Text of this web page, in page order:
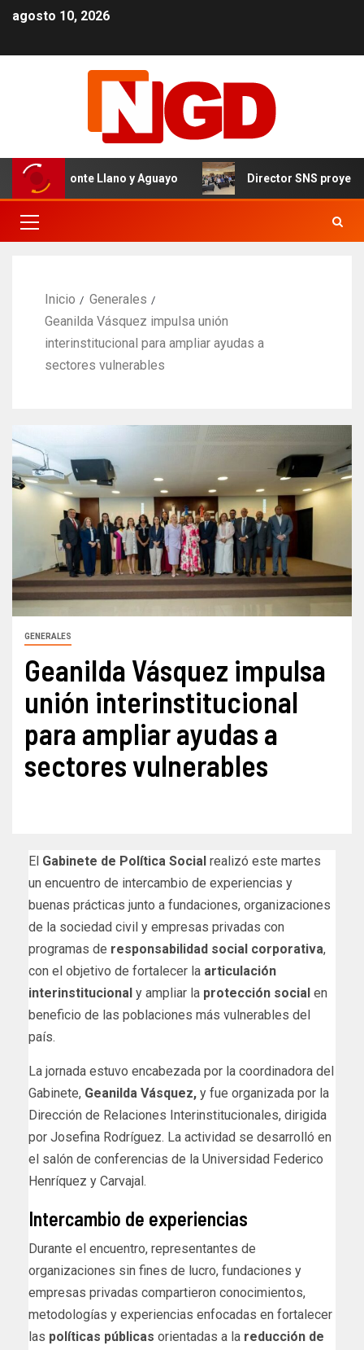
agosto 10, 2026
Monte Llano y Aguayo Director SNS proyecta 150
Inicio
Generales
Geanilda Vásquez impulsa unión
interinstitucional para ampliar ayudas a
sectores vulnerables
GENERALES
Geanilda Vásquez impulsa
unión interinstitucional
para ampliar ayudas a
sectores vulnerables
El Gabinete de Política Social realizó este martes
un encuentro de intercambio de experiencias y
buenas prácticas junto a fundaciones, organizaciones
de la sociedad civil y empresas privadas con
programas de responsabilidad social corporativa,
con el objetivo de fortalecer la articulación
interinstitucional y ampliar la protección social en
beneficio de las poblaciones más vulnerables del
país.
La jornada estuvo encabezada por la coordinadora del
Gabinete, Geanilda Vásquez, y fue organizada por la
Dirección de Relaciones Interinstitucionales, dirigida
por Josefina Rodríguez. La actividad se desarrolló en
el salón de conferencias de la Universidad Federico
Henríquez y Carvajal.
Intercambio de experiencias
Durante el encuentro, representantes de
organizaciones sin fines de lucro, fundaciones y
empresas privadas compartieron conocimientos,
metodologías y experiencias enfocadas en fortalecer
las políticas públicas orientadas a la reducción de